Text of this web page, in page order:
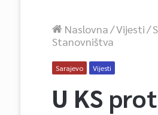
Naslovna/Vijesti/
Stanovništva
Sarajevo Vijesti
U KS